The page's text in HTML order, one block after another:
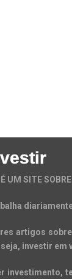
É UM SITE
artigos
investir em
investimento,